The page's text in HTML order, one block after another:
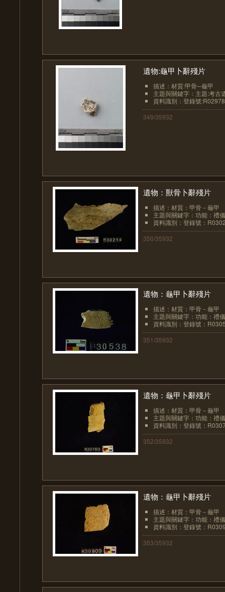
遺物:龜甲卜辭殘片
描述：材質:甲骨─龜甲
主題與關鍵字：主題:考古
資料識別：登錄號
349/35932
遺物：獸骨卜辭殘片
描述：材質：甲骨－龜甲
主題與關鍵字：功能：禮
資料識別：登錄號：
350/35932
遺物：龜甲卜辭殘片
描述：材質：甲骨－龜甲
主題與關鍵字：功能：禮
資料識別：登錄號：
351/35932
遺物：龜甲卜辭殘片
描述：材質：甲骨－龜甲
主題與關鍵字：功能：禮
資料識別：登錄號：
352/35932
遺物：龜甲卜辭殘片
描述：材質：甲骨－龜甲
主題與關鍵字：功能：禮
資料識別：登錄號：
353/35932